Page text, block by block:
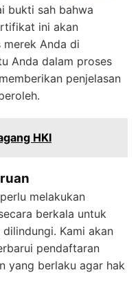
bukti sah bahwa
ini akan
Anda di
Anda dalam proses
penjelasan
HKI
melakukan
berkala untuk
Kami akan
pendaftaran
yang berlaku agar hak